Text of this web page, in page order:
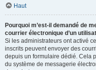
Haut
Pourquoi m’est-il demandé de
courrier électronique d’un
Si les administrateurs ont activé
inscrits peuvent envoyer des
depuis un formulaire dédié. Cela
du système de messagerie